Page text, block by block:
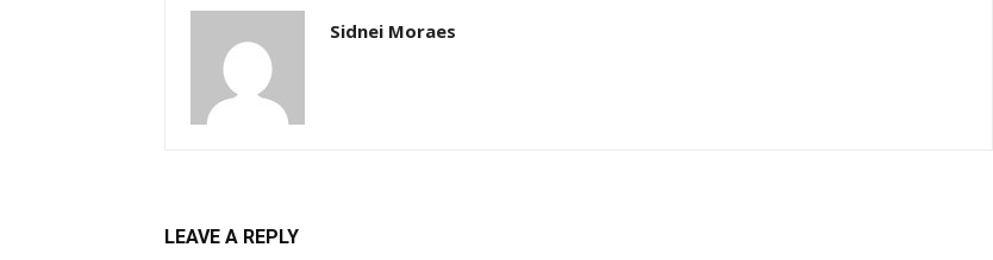
Sidnei Moraes
LEAVE A REPLY